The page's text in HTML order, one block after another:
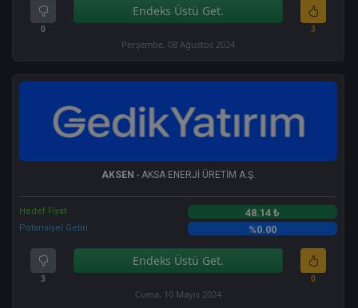
0
Endeks Üstü Get.
3
Perşembe, 08 Ağustos 2024
AKSEN - AKSA ENERJİ ÜRETİM A.Ş.
Hedef Fiyat 48.14 ₺
Potansiyel Getiri %0.00
3
Endeks Üstü Get.
0
Cuma, 10 Mayıs 2024